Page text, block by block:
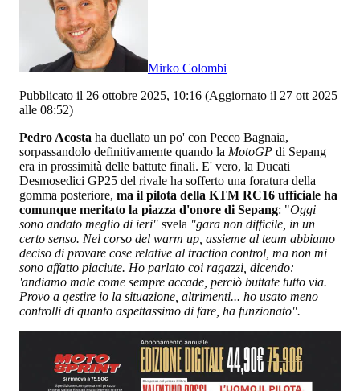
Mirko Colombi
Pubblicato il 26 ottobre 2025, 10:16 (Aggiornato il 27 ott 2025
alle 08:52)
Pedro Acosta ha duellato un po' con Pecco Bagnaia,
sorpassandolo definitivamente quando la MotoGP di Sepang
era in prossimità delle battute finali. E' vero, la Ducati
Desmosedici GP25 del rivale ha sofferto una foratura della
gomma posteriore, ma il pilota della KTM RC16 ufficiale ha
comunque meritato la piazza d'onore di Sepang: "Oggi
sono andato meglio di ieri" svela "gara non difficile, in un
certo senso. Nel corso del warm up, assieme al team abbiamo
deciso di provare cose relative al traction control, ma non mi
sono affatto piaciute. Ho parlato coi ragazzi, dicendo:
'andiamo male come sempre accade, perciò buttate tutto via.
Provo a gestire io la situazione, altrimenti... ho usato meno
controlli di quanto aspettassimo di fare, ha funzionato".